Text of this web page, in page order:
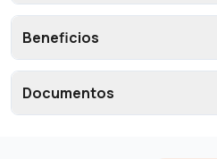
Beneficios
Documentos